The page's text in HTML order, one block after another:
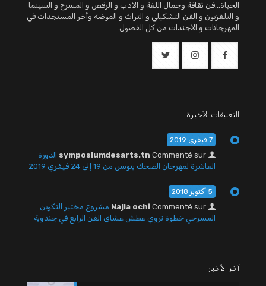
الحياة...فن ثقافة وجمال اللغة و الادب و الرقص و المسرح و السينما
و التلفزيون و الفن التشكيلي و التراث و الموضة وأخر المستجدات في
المهرجانات و الأجندات من كل الفصول.
التعليقات الأخيرة
7 فيفري 2019
symposiumdesarts.tn Commenté sur
الدورة
العاشرة لمهرجان الضحك بتونس من 19 إلى 24 فيفري 2019
5 أكتوبر 2018
Najla ochi Commenté sur
مشروع مختبر التكوين
المسرحي خطوة تروي عطش عشاق الفن الرابع في جندوبة
آخر الأخبار